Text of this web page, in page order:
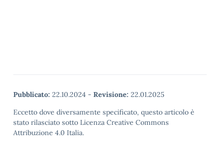
Pubblicato: 22.10.2024 - Revisione: 22.01.2025
Eccetto dove diversamente specificato, questo articolo è
stato rilasciato sotto Licenza Creative Commons
Attribuzione 4.0 Italia.